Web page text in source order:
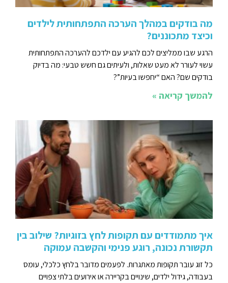
מה בודקים במהלך הערכה התפתחותית לילדים
וכיצד מתכוננים?
הרגע שבו ממליצים לכם להגיע עם ילדכם להערכה התפתחותית
עשוי לעורר לא מעט שאלות, ולעיתים גם חשש טבעי: מה בדיוק
בודקים שם? האם “יחפשו בעיות”?
להמשך קריאה »
איך מתמודדים עם תקופות לחץ בזוגיות? שילוב בין
תקשורת נכונה, רוגע פנימי והקשבה עמוקה
כל זוג עובר תקופות מאתגרות. לפעמים מדובר בלחץ כלכלי, עומס
בעבודה, גידול ילדים, שינויים בקריירה או אירועים בלתי צפויים